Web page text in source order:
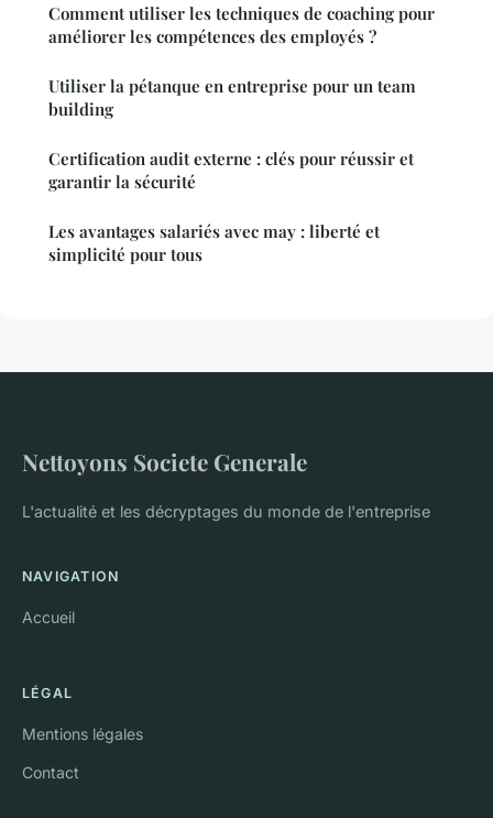
Comment utiliser les techniques de coaching pour
améliorer les compétences des employés ?
Utiliser la pétanque en entreprise pour un team
building
Certification audit externe : clés pour réussir et
garantir la sécurité
Les avantages salariés avec may : liberté et
simplicité pour tous
Nettoyons Societe Generale
L'actualité et les décryptages du monde de l'entreprise
NAVIGATION
Accueil
LÉGAL
Mentions légales
Contact